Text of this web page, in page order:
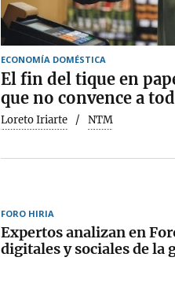
ECONOMÍA DOMÉSTICA
El fin del tique en
que no convence a
Loreto Iriarte NTM
FORO HIRIA
Expertos analizan en
digitales y sociales de la